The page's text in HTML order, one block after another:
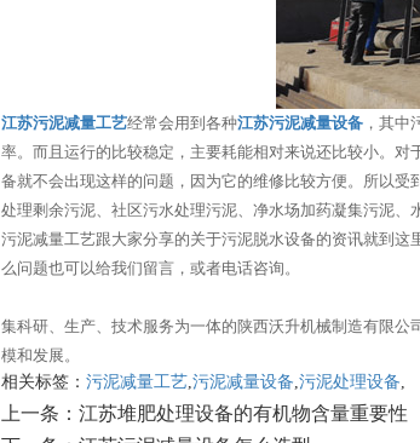
江苏污泥减量工艺经常会用到各种江苏污泥减量设备，其中
率。而且运行的比较稳定，主要耗能相对来说还比较小。
备就不会出现这样的问题，因为它的维修比较方便。所以
处理剩余污泥、社区污水处理污泥、净水场加药凝集污泥、
污泥减量工艺跟大家分享的关于污泥脱水设备的资讯就到这
么问题也可以给我们留言，或者电话咨询。
集科研、生产、技术服务为一体的陕西沃升机械制造有限
模和发展。
相关标签： 污泥减量工艺,污泥减量设备,污泥处理设备,
上一条： 江苏堆肥处理设备的有机物含量重要性